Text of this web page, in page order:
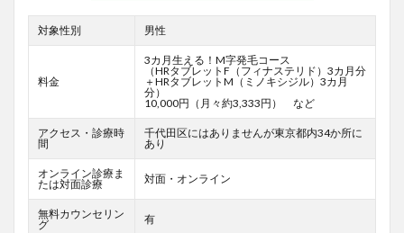
対象性別 男性
料金
3カ月生える！M字発毛コース
（HRタブレットF （フィナステリド）3カ月分
＋HRタブレットM（ミノキシジル）3カ月
分）
10,000円（月々約3,333円） など
アクセス・診療時
間
千代田区にはありませんが東京都内34か所に
あり
オンライン診療ま
たは対面診療
対面・オンライン
無料カウンセリン
グ
有